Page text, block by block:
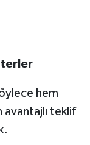
hem
avantajlı teklif